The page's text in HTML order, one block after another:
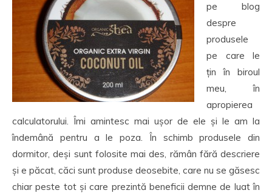
pe blog
despre
produsele
pe care le
țin în biroul
meu, în
apropierea
calculatorului. Îmi amintesc mai ușor de ele și le am la
îndemână pentru a le poza. În schimb produsele din
dormitor, deși sunt folosite mai des, rămân fără descriere
și e păcat, căci sunt produse deosebite, care nu se găsesc
chiar peste tot și care prezintă beneficii demne de luat în